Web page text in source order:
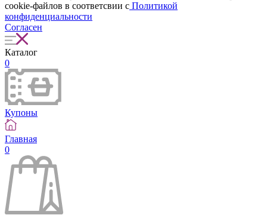
cookie-файлов в соответсвии с Политикой
конфиденциальности
Согласен
Каталог
0
Купоны
Главная
0